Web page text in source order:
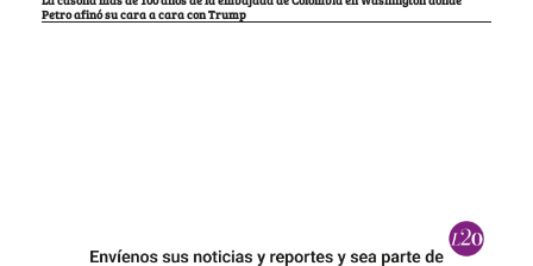
Petro afinó su cara a cara con Trump